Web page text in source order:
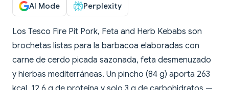
AI Mode Perplexity
Los Tesco Fire Pit Pork, Feta and Herb Kebabs son
brochetas listas para la barbacoa elaboradas con
carne de cerdo picada sazonada, feta desmenuzado
y hierbas mediterráneas. Un pincho (84 g) aporta 263